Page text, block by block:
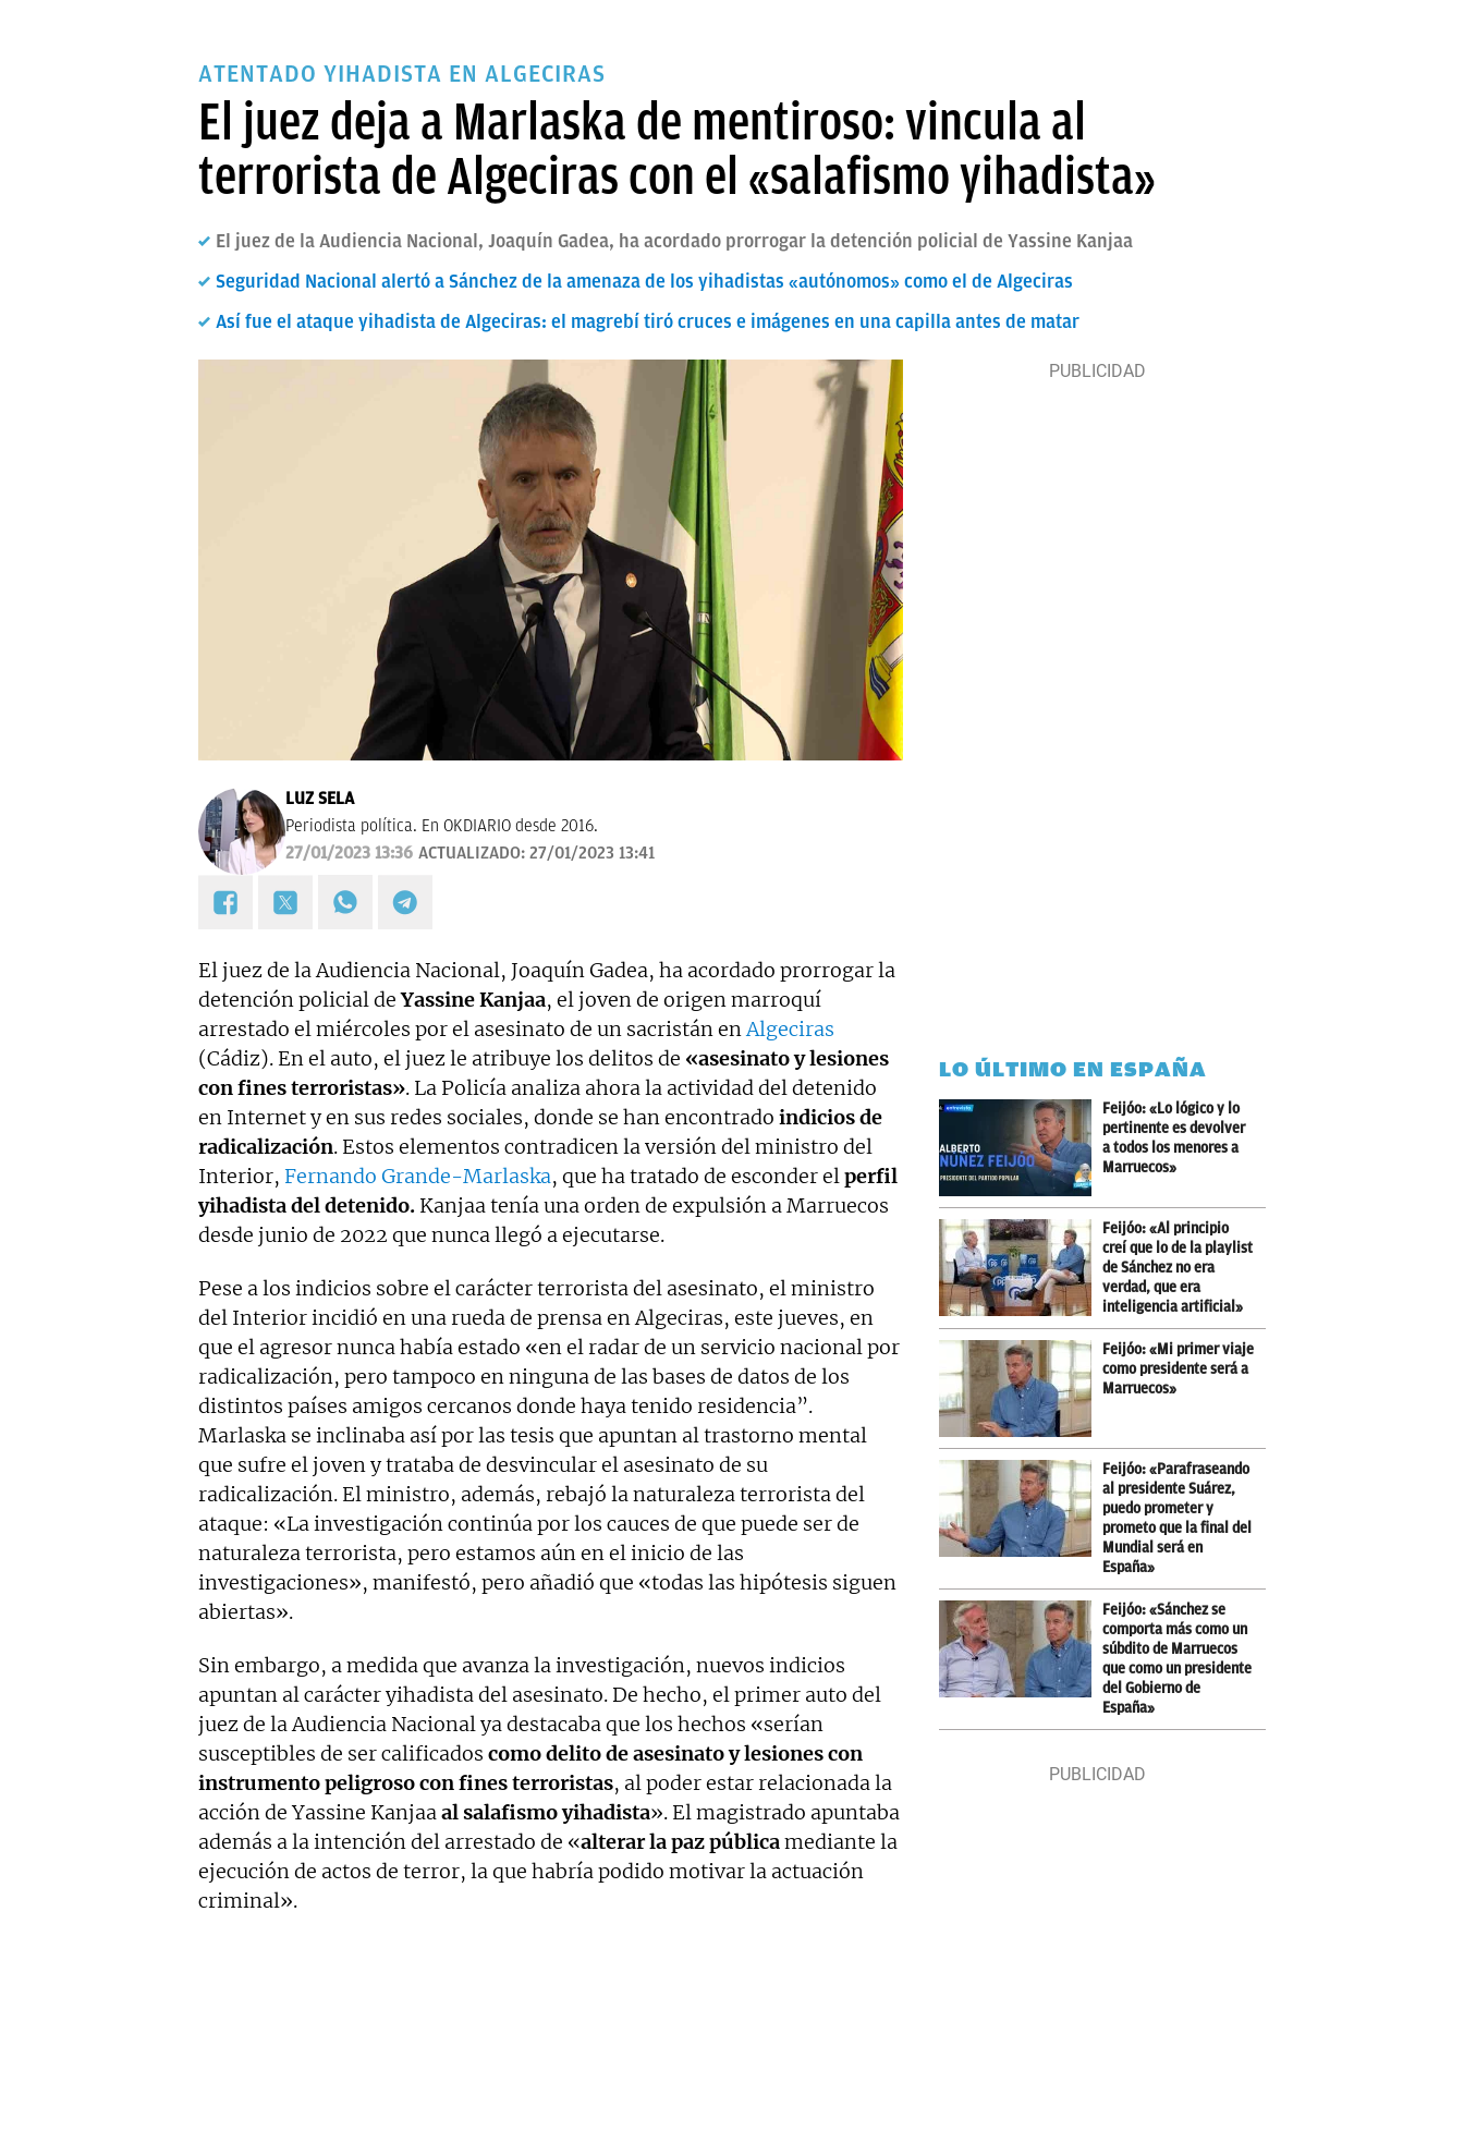
ATENTADO YIHADISTA EN ALGECIRAS
El juez deja a Marlaska de mentiroso: vincula al
terrorista de Algeciras con el «salafismo yihadista»
El juez de la Audiencia Nacional, Joaquín Gadea, ha acordado prorrogar la detención policial de Yassine Kanjaa
Seguridad Nacional alertó a Sánchez de la amenaza de los yihadistas «autónomos» como el de Algeciras
Así fue el ataque yihadista de Algeciras: el magrebí tiró cruces e imágenes en una capilla antes de matar
LUZ SELA
Periodista política. En OKDIARIO desde 2016.
27/01/2023 13:36 ACTUALIZADO: 27/01/2023 13:41
El juez de la Audiencia Nacional, Joaquín Gadea, ha acordado prorrogar la
detención policial deYassine Kanjaa, el joven de origen marroquí
arrestado el miércoles por el asesinato de un sacristán en Algeciras
(Cádiz). En el auto, el juez le atribuye los delitos de «asesinato y lesiones
con fines terroristas». La Policía analiza ahora la actividad del detenido
en Internet y en sus redes sociales, donde se han encontrado indicios de
radicalización. Estos elementos contradicen la versión del ministro del
Interior, Fernando Grande-Marlaska, que ha tratado de esconder el perfil
yihadista del detenido. Kanjaa tenía una orden de expulsión a Marruecos
desde junio de 2022 que nunca llegó a ejecutarse.
Pese a los indicios sobre el carácter terrorista del asesinato, el ministro
del Interior incidió en una rueda de prensa en Algeciras, este jueves, en
que el agresor nunca había estado «en el radar de un servicio nacional por
radicalización, pero tampoco en ninguna de las bases de datos de los
distintos países amigos cercanos donde haya tenido residencia”.
Marlaska se inclinaba así por las tesis que apuntan al trastorno mental
que sufre el joven y trataba de desvincular el asesinato de su
radicalización. El ministro, además, rebajó la naturaleza terrorista del
ataque: «La investigación continúa por los cauces de que puede ser de
naturaleza terrorista, pero estamos aún en el inicio de las
investigaciones», manifestó, pero añadió que «todas las hipótesis siguen
abiertas».
Sin embargo, a medida que avanza la investigación, nuevos indicios
apuntan al carácter yihadista del asesinato. De hecho, el primer auto del
juez de la Audiencia Nacional ya destacaba que los hechos «serían
susceptibles de ser calificados como delito de asesinato y lesiones con
instrumento peligroso con fines terroristas, al poder estar relacionada la
acción de Yassine Kanjaa al salafismo yihadista». El magistrado apuntaba
además a la intención del arrestado de «alterar la paz públicamediante la
ejecución de actos de terror, la que habría podido motivar la actuación
criminal».
LO ÚLTIMO EN ESPAÑA
Feijóo: «Lo lógico y lo
pertinente es devolver
a todos los menores a
Marruecos»
Feijóo: «Al principio
creí que lo de la playlist
de Sánchez no era
verdad, que era
inteligencia artificial»
Feijóo: «Mi primer viaje
como presidente será a
Marruecos»
Feijóo: «Parafraseando
al presidente Suárez,
puedo prometer y
prometo que la final del
Mundial será en
España»
Feijóo: «Sánchez se
comporta más como un
súbdito de Marruecos
que como un presidente
del Gobierno de
España»